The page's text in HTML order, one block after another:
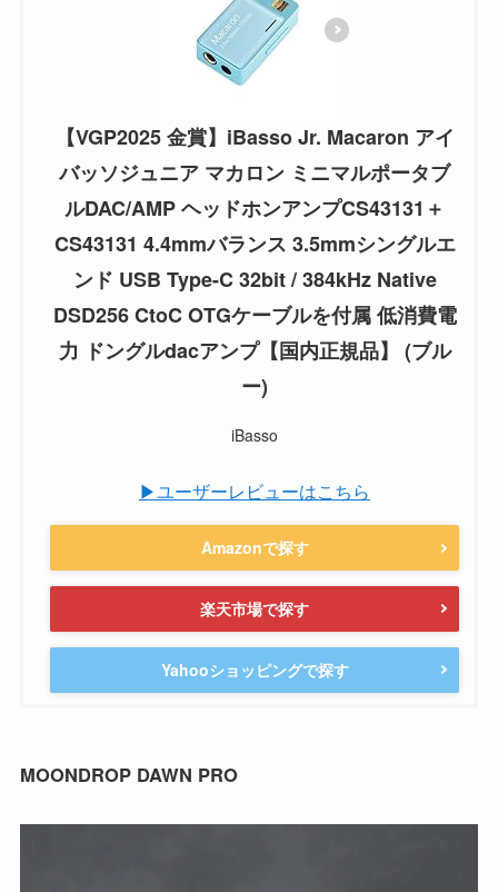
【VGP2025 金賞】iBasso Jr. Macaron アイ
バッソジュニア マカロン ミニマルポータブ
ルDAC/AMP ヘッドホンアンプCS43131＋
CS43131 4.4mmバランス 3.5mmシングルエ
ンド USB Type-C 32bit / 384kHz Native
DSD256 CtoC OTGケーブルを付属 低消費電
力 ドングルdacアンプ【国内正規品】 (ブル
ー)
iBasso
▶ユーザーレビューはこちら
Amazonで探す
楽天市場で探す
Yahooショッピングで探す
MOONDROP DAWN PRO